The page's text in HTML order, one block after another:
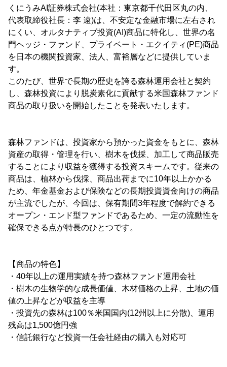
くにうみAI証券株式会社(本社：東京都千代田区丸の内、
代表取締役社長：李 遠)は、不安定な金融市場に左右され
にくい、オルタナティブ投資(AI)商品に特化し、世界の名
門ヘッジ・ファンド、プライベート・エクイティ(PE)商品
を日本の機関投資家、法人、富裕層などに提供していま
す。
このたび、世界で長期の歴史を誇る森林運用会社と契約
し、森林投資により脱炭素化に貢献する米国森林ファンド
商品の取り扱いを開始したことを発表いたします。
森林ファンドは、投資家から預かった資金をもとに、森林
資産の取得・管理を行い、樹木を伐採、加工して商品販売
することにより収益を獲得する投資スキームです。従来の
商品は、植林から伐採、商品出荷までに10年以上かかる
ため、年金基金および保険などの長期投資資金向けの商品
が主流でしたが、今回は、保有期間3年程度で解約できる
オープン・エンド型ファンドであるため、一定の流動性を
確保できる点が特長のひとつです。
【商品の特色】
・40年以上の運用実績を持つ森林ファンド運用会社
・樹木の生物学的な成長価値、木材価格の上昇、土地の価
値の上昇などが収益を主導
・投資先の森林は100％米国国内(12州以上に分散)、運用
残高は1,500億円強
・信託銀行など投資一任会社経由の購入も対応可